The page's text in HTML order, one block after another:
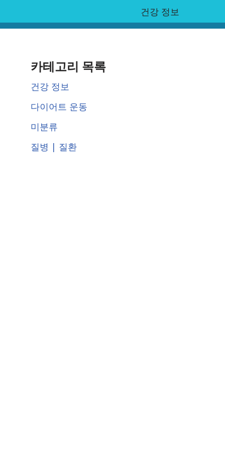
건강 정보
카테고리 목록
건강 정보
다이어트 운동
미분류
질병 | 질환